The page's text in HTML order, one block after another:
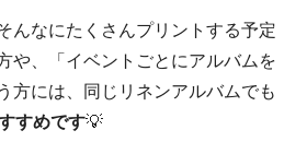
んなにたくさんプリントする予定
、「イベントごとにアルバムを
方には、同じリネンアルバムでも
すめです💡